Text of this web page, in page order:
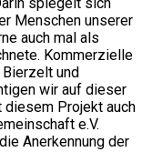
Menschen unserer
auch mal als
Kommerzielle
Bierzelt und
wir auf dieser
diesem Projekt auch
e.V.
Anerkennung der